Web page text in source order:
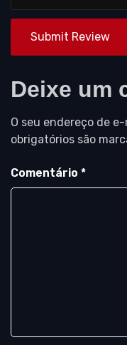
Submit Review
Deixe um
O seu endereço de
obrigatórios são
Comentário *